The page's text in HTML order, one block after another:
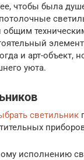
чтобы была
общим
элемент
и арт-объект,
уюта.
светильник
исполнению